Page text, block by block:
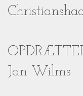
Jan Wilms